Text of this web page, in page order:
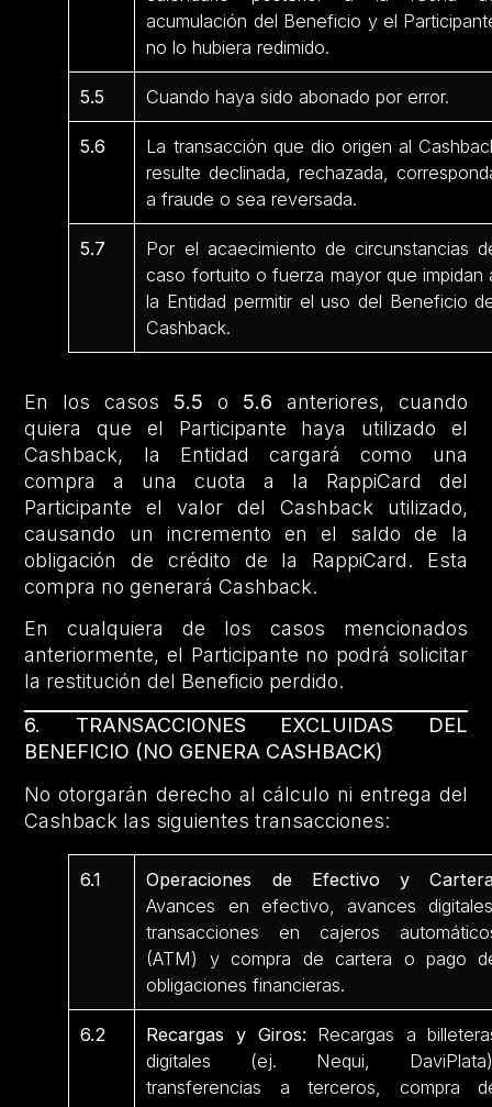
acumulación del Beneficio y el
no lo hubiera redimido.
5.5 Cuando haya sido abonado por error.
5.6
La transacción que dio origen al
resulte declinada, rechazada,
a fraude o sea reversada.
5.7
Por el acaecimiento de circunstancias
caso fortuito o fuerza mayor que impidan
la Entidad permitir el uso del Beneficio
Cashback.
En los casos 5.5 o 5.6 anteriores, cuando
quiera que el Participante haya utilizado el
Cashback, la Entidad cargará como una
compra a una cuota a la RappiCard del
Participante el valor del Cashback utilizado,
causando un incremento en el saldo de la
obligación de crédito de la RappiCard. Esta
compra no generará Cashback.
En cualquiera de los casos mencionados
anteriormente, el Participante no podrá solicitar
la restitución del Beneficio perdido.
6. TRANSACCIONES EXCLUIDAS DEL
BENEFICIO (NO GENERA CASHBACK)
No otorgarán derecho al cálculo ni entrega del
Cashback las siguientes transacciones:
6.1
Operaciones de Efectivo y
Avances en efectivo, avances
transacciones en cajeros
(ATM) y compra de cartera o pago
obligaciones financieras.
6.2 Recargas y Giros: Recargas a
digitales (ej. Nequi,
transferencias a terceros, compra